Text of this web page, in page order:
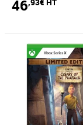
46
Prix 49,52€ HT